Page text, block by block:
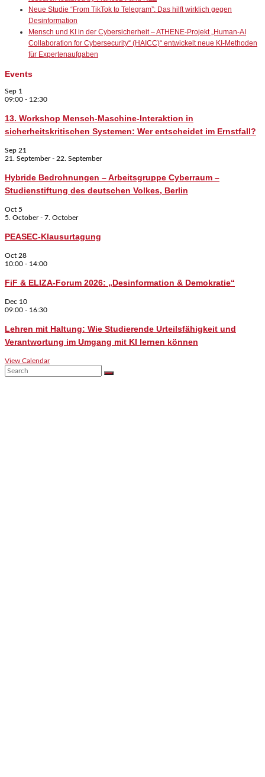
Neue Studie “From TikTok to Telegram”: Das hilft wirklich gegen
Desinformation
Mensch und KI in der Cybersicherheit – ATHENE-Projekt „Human-AI
Collaboration for Cybersecurity“ (HAICC)“ entwickelt neue KI-Methoden
für Expertenaufgaben
Events
Sep 1
09:00 - 12:30
13. Workshop Mensch-Maschine-Interaktion in
sicherheitskritischen Systemen: Wer entscheidet im Ernstfall?
Sep 21
21. September- 22. September
Hybride Bedrohnungen – Arbeitsgruppe Cyberraum –
Studienstiftung des deutschen Volkes, Berlin
Oct 5
5. October- 7. October
PEASEC-Klausurtagung
Oct 28
10:00 - 14:00
FiF & ELIZA-Forum 2026: „Desinformation & Demokratie“
Dec 10
09:00 - 16:30
Lehren mit Haltung: Wie Studierende Urteilsfähigkeit und
Verantwortung im Umgang mit KI lernen können
View Calendar